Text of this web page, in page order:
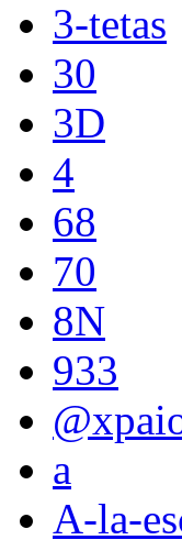
3-tetas
30
3D
4
68
70
8N
933
a
A-la-